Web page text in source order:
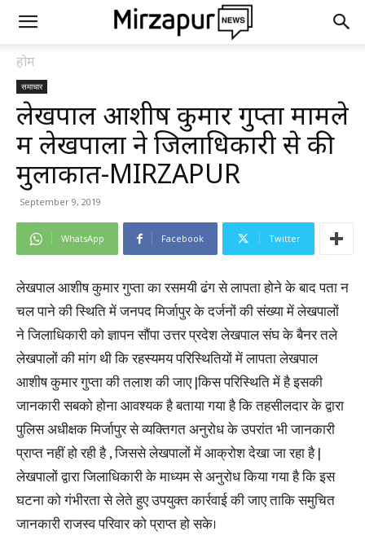
होम
समाचार
लेखपाल आशीष कुमार गुप्ता मामले
में लेखपालों ने जिलाधिकारी से की
मुलाकात-MIRZAPUR
September 9, 2019
WhatsApp Facebook Twitter
लेखपाल आशीष कुमार गुप्ता का रसमयी ढंग से लापता होने के बाद पता न
चल पाने की स्थिति में जनपद मिर्जापुर के दर्जनों की संख्या में लेखपालों
ने जिलाधिकारी को ज्ञापन सौंपा उत्तर प्रदेश लेखपाल संघ के बैनर तले
लेखपालों की मांग थी कि रहस्यमय परिस्थितियों में लापता लेखपाल
आशीष कुमार गुप्ता की तलाश की जाए |किस परिस्थिति में है इसकी
जानकारी सबको होना आवश्यक है बताया गया है कि तहसीलदार के द्वारा
पुलिस अधीक्षक मिर्जापुर से व्यक्तिगत अनुरोध के उपरांत भी जानकारी
प्राप्त नहीं हो रही है , जिससे लेखपालों में आक्रोश देखा जा रहा है |
लेखपालों द्वारा जिलाधिकारी के माध्यम से अनुरोध किया गया है कि इस
घटना को गंभीरता से लेते हुए उपयुक्त कार्रवाई की जाए ताकि समुचित
जानकारी राजस्व परिवार को प्राप्त हो सके।